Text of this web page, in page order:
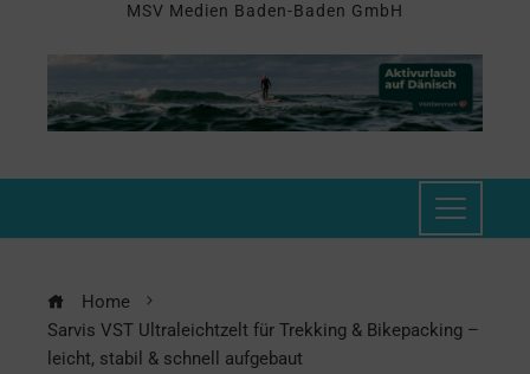
MSV Medien Baden-Baden GmbH
Home
Sarvis VST Ultraleichtzelt für Trekking & Bikepacking –
leicht, stabil & schnell aufgebaut